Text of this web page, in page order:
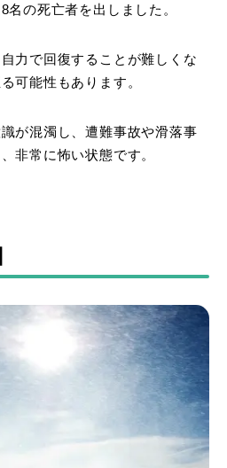
名の死亡者を出しました。
力で回復することが難しくな
可能性もあります。
が混濁し、遭難事故や滑落事
非常に怖い状態です。